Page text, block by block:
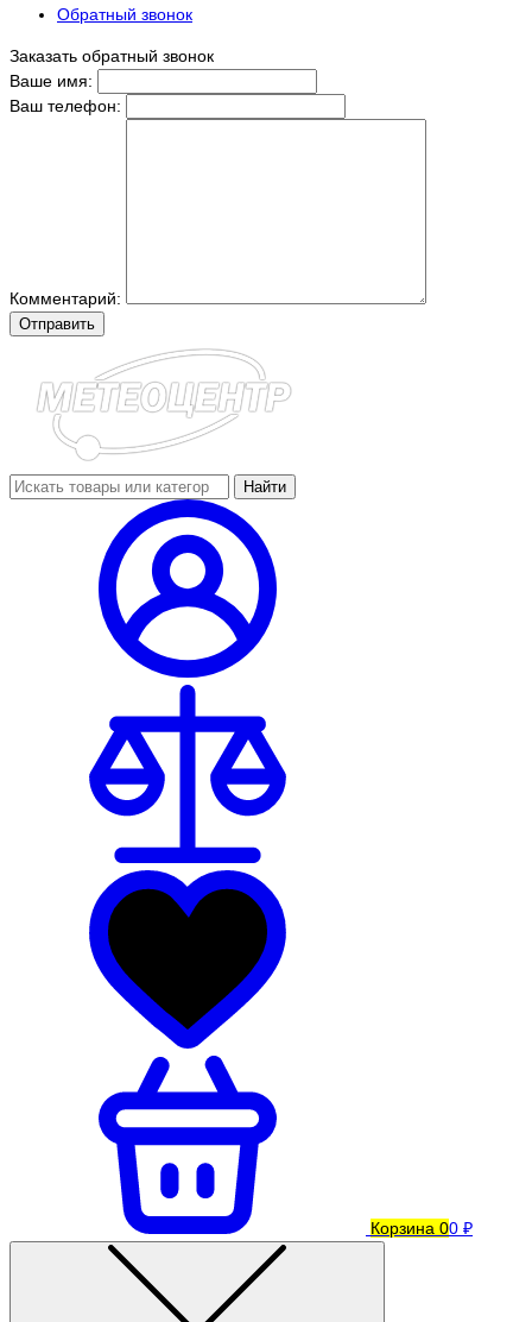
Обратный звонок
Заказать обратный звонок
Ваше имя:
Ваш телефон:
Комментарий:
Отправить
Найти
Корзина 00 ₽